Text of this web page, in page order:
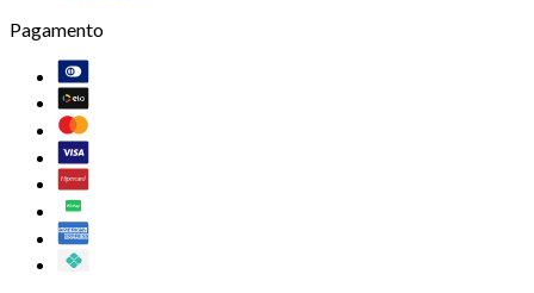
Pagamento